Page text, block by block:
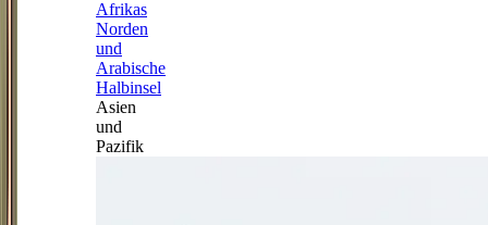
Afrikas
Norden
und
Arabische
Halbinsel
Asien
und
Pazifik